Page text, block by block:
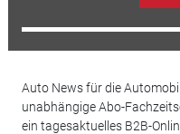
Auto News für die
unabhängige Abo-
ein tagesaktuelles B2B-